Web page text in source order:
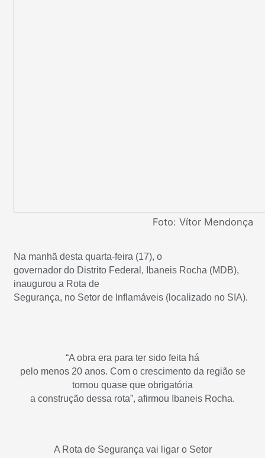
Foto: Vítor Mendonça
Na manhã desta quarta-feira (17), o
governador do Distrito Federal, Ibaneis Rocha (MDB),
inaugurou a Rota de
Segurança, no Setor de Inflamáveis (localizado no SIA).
“A obra era para ter sido feita há
pelo menos 20 anos. Com o crescimento da região se
tornou quase que obrigatória
a construção dessa rota”, afirmou Ibaneis Rocha.
A Rota de Segurança vai ligar o Setor